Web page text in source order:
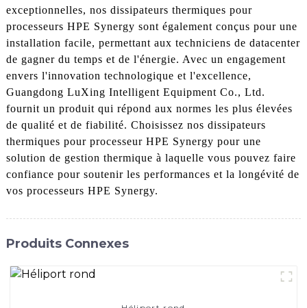
exceptionnelles, nos dissipateurs thermiques pour
processeurs HPE Synergy sont également conçus pour une
installation facile, permettant aux techniciens de datacenter
de gagner du temps et de l'énergie. Avec un engagement
envers l'innovation technologique et l'excellence,
Guangdong LuXing Intelligent Equipment Co., Ltd.
fournit un produit qui répond aux normes les plus élevées
de qualité et de fiabilité. Choisissez nos dissipateurs
thermiques pour processeur HPE Synergy pour une
solution de gestion thermique à laquelle vous pouvez faire
confiance pour soutenir les performances et la longévité de
vos processeurs HPE Synergy.
Produits Connexes